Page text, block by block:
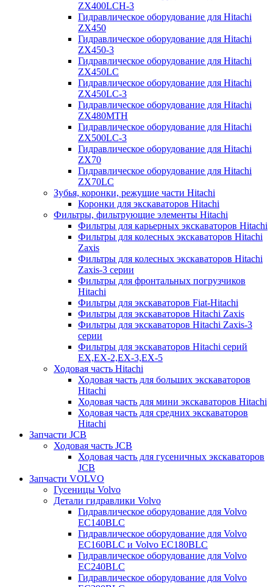
ZX400LCH-3
Гидравлическое оборудование для Hitachi
ZX450
Гидравлическое оборудование для Hitachi
ZX450-3
Гидравлическое оборудование для Hitachi
ZX450LC
Гидравлическое оборудование для Hitachi
ZX450LC-3
Гидравлическое оборудование для Hitachi
ZX480MTH
Гидравлическое оборудование для Hitachi
ZX500LC-3
Гидравлическое оборудование для Hitachi
ZX70
Гидравлическое оборудование для Hitachi
ZX70LC
Зубья, коронки, режущие части Hitachi
Коронки для экскаваторов Hitachi
Фильтры, фильтрующие элементы Hitachi
Фильтры для карьерных экскаваторов Hitachi
Фильтры для колесных экскаваторов Hitachi
Zaxis
Фильтры для колесных экскаваторов Hitachi
Zaxis-3 серии
Фильтры для фронтальных погрузчиков
Hitachi
Фильтры для экскаваторов Fiat-Hitachi
Фильтры для экскаваторов Hitachi Zaxis
Фильтры для экскаваторов Hitachi Zaxis-3
серии
Фильтры для экскаваторов Hitachi серий
EX,EX-2,EX-3,EX-5
Ходовая часть Hitachi
Ходовая часть для больших экскаваторов
Hitachi
Ходовая часть для мини экскаваторов Hitachi
Ходовая часть для средних экскаваторов
Hitachi
Запчасти JCB
Ходовая часть JCB
Ходовая часть для гусеничных экскаваторов
JCB
Запчасти VOLVO
Гусеницы Volvo
Детали гидравлики Volvo
Гидравлическое оборудование для Volvo
EC140BLC
Гидравлическое оборудование для Volvo
EC160BLC и Volvo EC180BLC
Гидравлическое оборудование для Volvo
EC240BLC
Гидравлическое оборудование для Volvo